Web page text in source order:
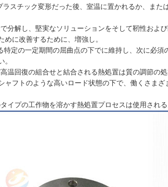
スチック変形だった後、室温に置かれるか、また
分解し、堅実なソリューションをそして靭性およ
に改善するために、増強し。
特定の一定期間の屈曲点の下でに維持し、次に必
。
温回復の組合せと結合される熱処置は質の調節の
ャフトのような高いロード状態の下で、働くさま
イプの工作物を溶かす熱処置プロセスは使用される